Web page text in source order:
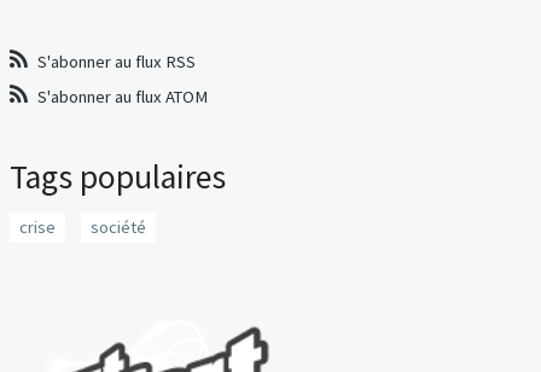
S'abonner au flux RSS
S'abonner au flux ATOM
Tags populaires
crise société